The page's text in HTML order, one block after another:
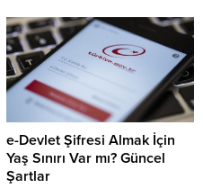
e-Devlet Şifresi Almak İçin
Yaş Sınırı Var mı? Güncel
Şartlar